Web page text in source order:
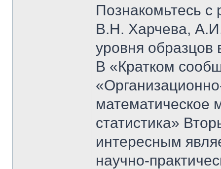
Познакомьтесь
В.Н. Харчева,
уровня образцов
В «Кратком
математическое
статистика»
интересным
научно-